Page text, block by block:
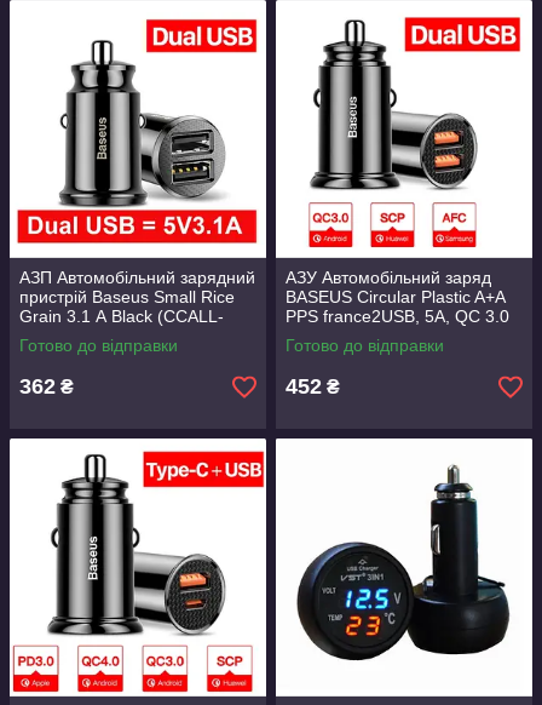
АЗП Автомобільний зарядний
пристрій Baseus Small Rice
Grain 3.1 А Black (CCALL-
ML01)
Готово до відправки
362 ₴
АЗУ Автомобільний заряд
BASEUS Circular Plastic A+A
PPS france2USB, 5A, QC 3.0
чин (black)
Готово до відправки
452 ₴